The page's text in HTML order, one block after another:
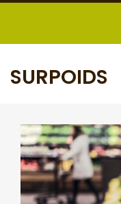
SURPOIDS